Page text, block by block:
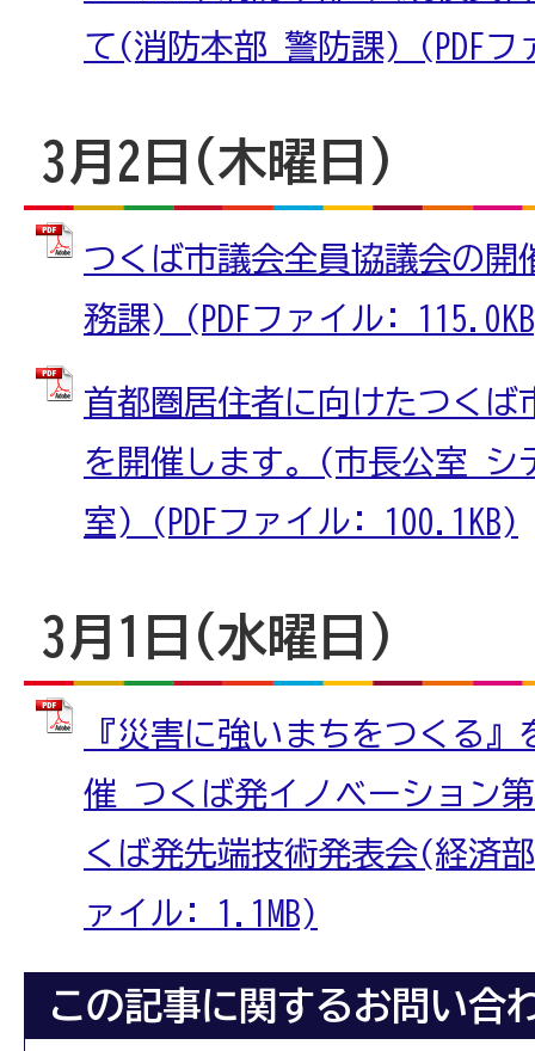
て(消防本部 警防課) (PDFフ
3月2日(木曜日)
つくば市議会全員協議会の
務課) (PDFファイル:
首都圏居住者に向けたつくば
を開催します。(市長公室 シ
室) (PDFファイル: 100.1KB)
3月1日(水曜日)
『災害に強いまちをつくる
催 つくば発イノベーション
くば発先端技術発表会(経済
ァイル: 1.1MB)
この記事に関するお問い合